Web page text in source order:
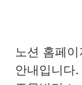
노션 홈페
안내입니다